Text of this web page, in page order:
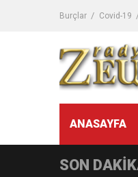
Burçlar Covid-19
ANASAYFA
SON